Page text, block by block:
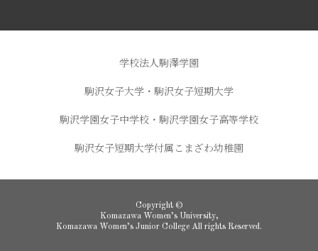
学校法人駒澤学園
駒沢女子大学・駒沢女子短期大学
駒沢学園女子中学校・駒沢学園女子高等学校
駒沢女子短期大学付属こまざわ幼稚園
Copyright ©
Komazawa Women’s University,
Komazawa Women’s Junior College All rights Reserved.